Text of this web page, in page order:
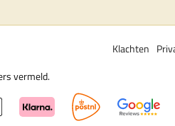
Klachten
vermeld.